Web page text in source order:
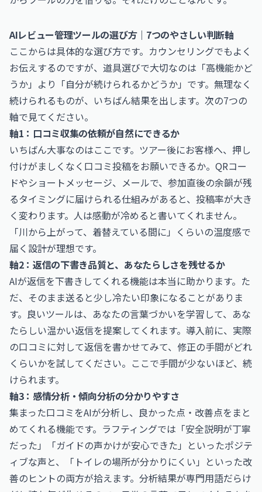
AIレビュー管理ツールの選び方｜7つのやさしい判断軸
ここからは具体的な選び方です。カウンセリングでもよく
お伝えするのですが、道具選びで大切なのは「高機能かど
うか」より「自分が続けられるかどうか」です。無理なく
続けられるものが、いちばん結果を出します。次の7つの
軸で見てください。
軸1：口コミ収集の依頼が自然にできるか
いちばん大事なのはここです。ツアー後にお客様へ、押し
付けがましくなく口コミ投稿をお願いできるか。QRコー
ドやショートメッセージ、メールで、参加直後の余韻が残
るタイミングに届けられる仕組みがあると、投稿率が大き
く変わります。人は感動が冷めると書いてくれません。
「川から上がって、着替えている間に」くらいの温度感で
届く設計が理想です。
軸2：返信の下書き品質と、あなたらしさを残せるか
AIが返信を下書きしてくれる機能は本当に助かります。た
だ、そのまま送ると少し冷たい印象になることがありま
す。良いツールは、あなたの言葉づかいを学習して、あな
たらしい温かい返信を提案してくれます。導入前に、実際
の口コミに対して返信を書かせてみて、修正の手間がどれ
くらいかを試してください。ここで手間が少ないほど、続
けられます。
軸3：感情分析・傾向分析の分かりやすさ
集まった口コミをAIが分析し、良かった点・改善点をまと
めてくれる機能です。ラフティングでは「安全説明が丁寧
だった」「ガイドの声かけが安心できた」といったポジテ
ィブな声と、「トイレの場所が分かりにくい」といった改
善のヒントの両方が拾えます。分析結果が専門用語だらけ